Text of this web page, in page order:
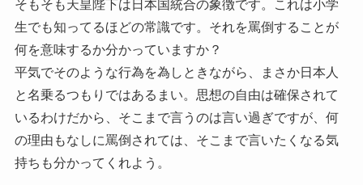
そもそも天皇陛下は日本国統合の象徴です。これは小学
生でも知ってるほどの常識です。それを罵倒することが
何を意味するか分かっていますか？
平気でそのような行為を為しときながら、まさか日本人
と名乗るつもりではあるまい。思想の自由は確保されて
いるわけだから、そこまで言うのは言い過ぎですが、何
の理由もなしに罵倒されては、そこまで言いたくなる気
持ちも分かってくれよう。